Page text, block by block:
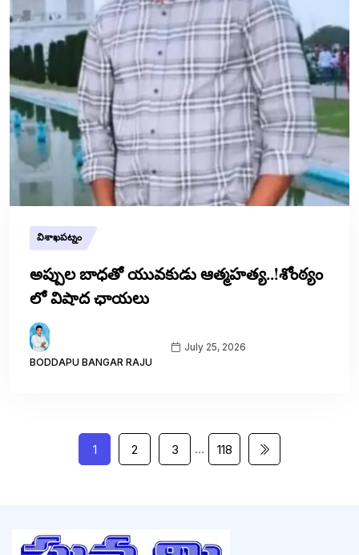
విశాఖపట్నం
అప్పుల బాధతో యువకుడు ఆత్మహత్య..!శోంఠ్యం
లో విషాద ఛాయలు
BODDAPU BANGAR RAJU
July 25, 2026
1 2 3 … 118